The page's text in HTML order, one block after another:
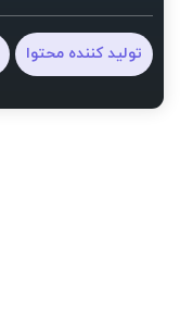
تولید کننده محتوا